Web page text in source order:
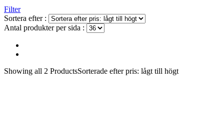
Filter
Sortera efter :
Antal produkter per sida :
Showing all 2 ProductsSorterade efter pris: lågt till högt